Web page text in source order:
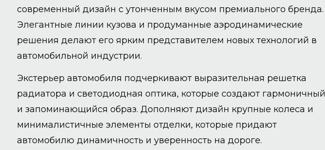
современный дизайн с утонченным вкусом премиального бренда.
Элегантные линии кузова и продуманные аэродинамические
решения делают его ярким представителем новых технологий в
автомобильной индустрии.
Экстерьер автомобиля подчеркивают выразительная решетка
радиатора и светодиодная оптика, которые создают гармоничный
и запоминающийся образ. Дополняют дизайн крупные колеса и
минималистичные элементы отделки, которые придают
автомобилю динамичность и уверенность на дороге.